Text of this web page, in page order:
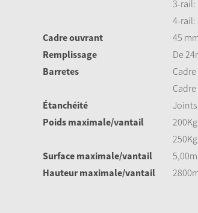
3-rail:
4-rail:
Cadre ouvrant
45
Remplissage
De
Barretes
Étanchéité
Joints
Poids maximale/vantail
Surface maximale/vantail
Hauteur maximale/vantail